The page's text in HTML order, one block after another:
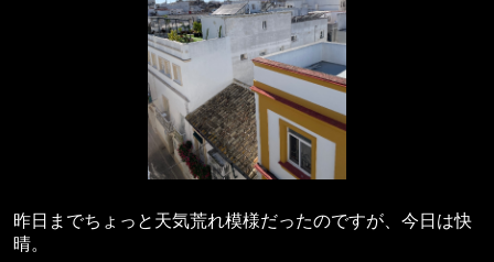
昨日までちょっと天気荒れ模様だったのですが、今日は快
晴。